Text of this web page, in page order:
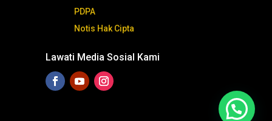
PDPA
Notis Hak Cipta
Lawati Media Sosial Kami